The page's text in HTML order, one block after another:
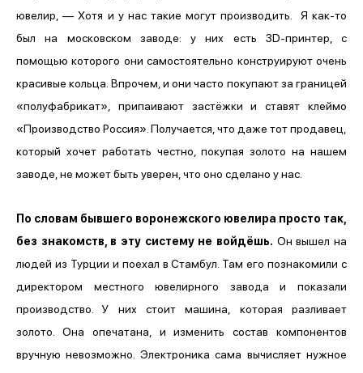
ювелир, — Хотя и у нас такие могут производить. Я как-то
был на московском заводе: у них есть 3D-принтер, с
помощью которого они самостоятельно конструируют очень
красивые кольца. Впрочем, и они часто покупают за границей
«полуфабрикат», припаивают застёжки и ставят клеймо
«Производство Россия». Получается, что даже тот продавец,
который хочет работать честно, покупая золото на нашем
заводе, не может быть уверен, что оно сделано у нас.
По словам бывшего воронежского ювелира просто так,
без знакомств, в эту систему не войдёшь. Он вышел на
людей из Турции и поехал в Стамбул. Там его познакомили с
директором местного ювелирного завода и показали
производство. У них стоит машина, которая разливает
золото. Она опечатана, и изменить состав компонентов
вручную невозможно. Электроника сама вычисляет нужное